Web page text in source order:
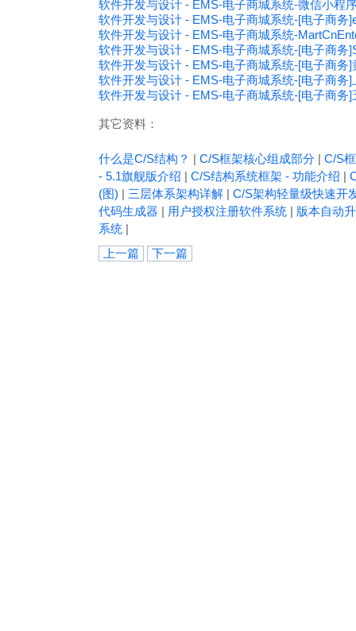
软件开发与设计 - EMS-电子商城系统-微信小程
软件开发与设计 - EMS-电子商城系统-[电子商务
软件开发与设计 - EMS-电子商城系统-
软件开发与设计 - EMS-电子商城系统-[电子商务
软件开发与设计 - EMS-电子商城系统-[电子商务
软件开发与设计 - EMS-电子商城系统-[电子商务
软件开发与设计 - EMS-电子商城系统-[电子商务
其它资料：
什么是C/S结构？ | C/S框架核心组成部分 | C/S
- 5.1旗舰版介绍 | C/S结构系统框架 - 功能介绍 |
(图) | 三层体系架构详解 | C/S架构轻量级快速开
代码生成器 | 用户授权注册软件系统 | 版本自动
系统 |
上一篇
下一篇